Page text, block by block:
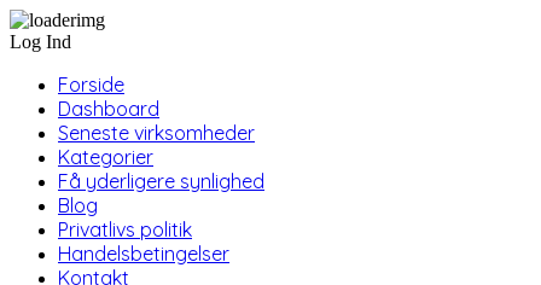
Log Ind
Forside
Dashboard
Seneste virksomheder
Kategorier
Få yderligere synlighed
Blog
Privatlivs politik
Handelsbetingelser
Kontakt